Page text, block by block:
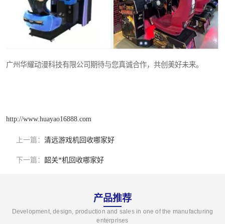
广州华耀动漫科技有限公司期待与您真诚合作，共创美好未来。
http://www.huayao16888.com
上一篇： 清远游戏机回收哪家好
下一篇： 韶关*机回收哪家好
产品推荐
Development, design, production and sales in one of the manufacturing
enterprises